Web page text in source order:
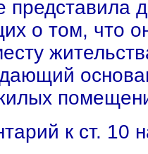
представила
о том, что
к ст. 10